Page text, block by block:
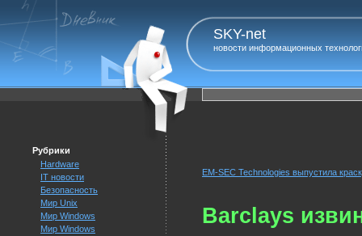
SKY-net
новости информационных
Рубрики
Hardware
IT новости
Безопасность
Мир Unix
Мир Windows
Мир Windows
EM-SEC Technologies выпустила
Barclays